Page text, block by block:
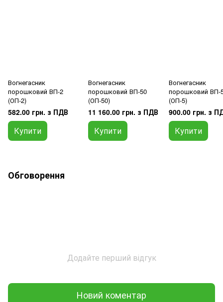
Вогнегасник
порошковий ВП-2
(ОП-2)
582.00 грн. з ПДВ
Купити
Вогнегасник
порошковий ВП-50
(ОП-50)
11 160.00 грн. з ПДВ
Купити
Вогнегасник
порошковий ВП-
(ОП-5)
900.00 грн. з
Купити
Обговорення
Додайте перший відгук
Новий коментар